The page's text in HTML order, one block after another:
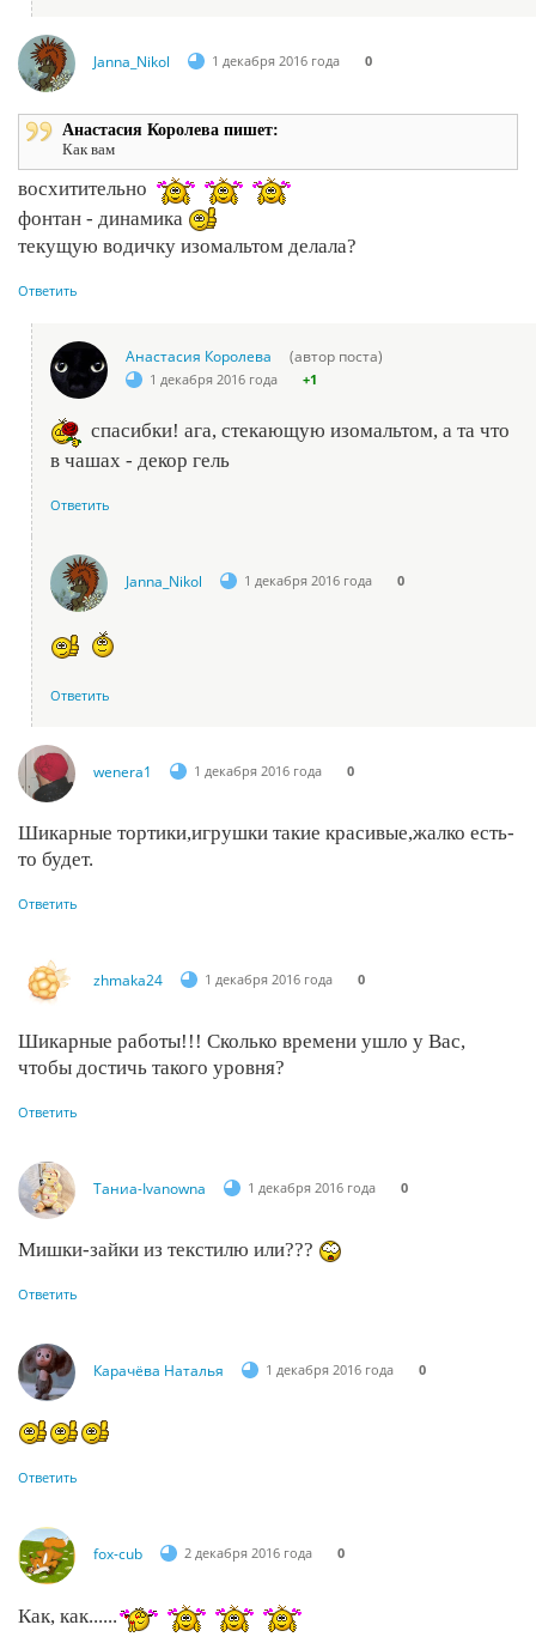
Janna_Nikol 1 декабря 2016 года 0
Анастасия Королева пишет:
Как вам
восхитительно
фонтан - динамика
текущую водичку изомальтом делала?
Ответить
Анастасия Королева (автор поста)
1 декабря 2016 года +1
спасибки! ага, стекающую изомальтом, а та что
в чашах - декор гель
Ответить
Janna_Nikol 1 декабря 2016 года 0
Ответить
wenera1 1 декабря 2016 года 0
Шикарные тортики,игрушки такие красивые,жалко есть-
то будет.
Ответить
zhmaka24 1 декабря 2016 года 0
Шикарные работы!!! Сколько времени ушло у Вас,
чтобы достичь такого уровня?
Ответить
Таниа-Ivanowna 1 декабря 2016 года 0
Мишки-зайки из текстилю или???
Ответить
Карачёва Наталья 1 декабря 2016 года 0
Ответить
fox-cub 2 декабря 2016 года 0
Как, как......